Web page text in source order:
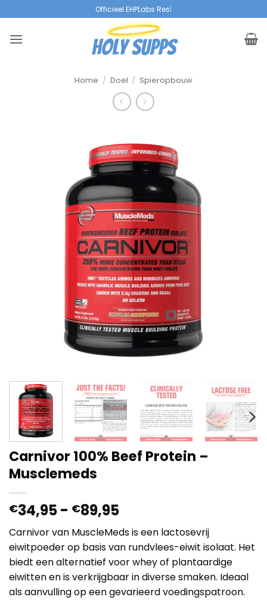
naar
inhoud
Officieel EHPLabs Resell
Home / Doel / Spieropbouw
Carnivor 100% Beef Protein –
Musclemeds
€34,95- €89,95Prijsklasse:
€34,95
tot
€89,95
Carnivor van MuscleMeds is een lactosevrij
eiwitpoeder op basis van rundvlees-eiwit isolaat. Het
biedt een alternatief voor whey of plantaardige
eiwitten en is verkrijgbaar in diverse smaken. Ideaal
als aanvulling op een gevarieerd voedingspatroon.